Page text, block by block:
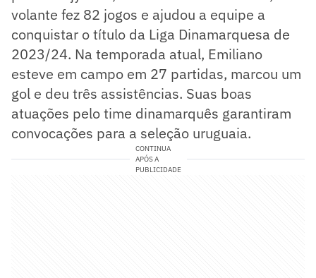
volante fez 82 jogos e ajudou a equipe a
conquistar o título da Liga Dinamarquesa de
2023/24. Na temporada atual, Emiliano
esteve em campo em 27 partidas, marcou um
gol e deu três assistências. Suas boas
atuações pelo time dinamarquês garantiram
convocações para a seleção uruguaia.
CONTINUA
APÓS A
PUBLICIDADE